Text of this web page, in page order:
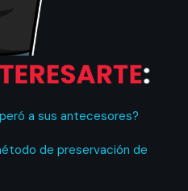
a sus antecesores?
de preservación de